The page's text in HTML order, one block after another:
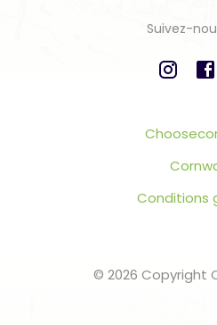
Suivez-
Conditions
© 2026 Copyright